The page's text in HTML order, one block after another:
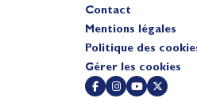
Contact
Mentions légales
Politique des
Gérer les cookies